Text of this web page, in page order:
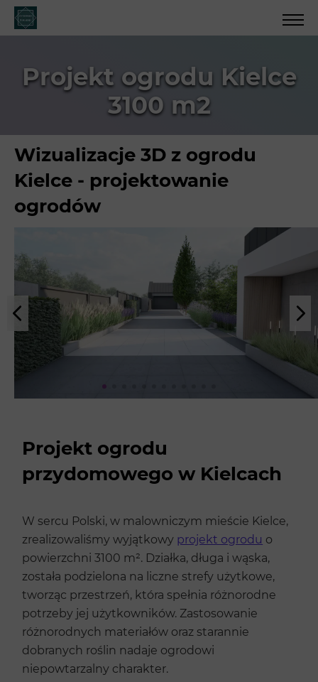
Projekt ogrodu Kielce
3100 m2
Wizualizacje 3D z ogrodu
Kielce - projektowanie
ogrodów
Projekt ogrodu
przydomowego w Kielcach
W sercu Polski, w malowniczym mieście Kielce,
zrealizowaliśmy wyjątkowy projekt ogrodu o
powierzchni 3100 m². Działka, długa i wąska,
została podzielona na liczne strefy użytkowe,
tworząc przestrzeń, która spełnia różnorodne
potrzeby jej użytkowników. Zastosowanie
różnorodnych materiałów oraz starannie
dobranych roślin nadaje ogrodowi
niepowtarzalny charakter.